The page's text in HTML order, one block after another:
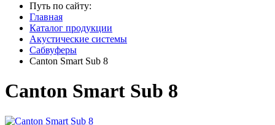
Путь по сайту:
Главная
Каталог продукции
Акустические системы
Сабвуферы
Canton Smart Sub 8
Canton Smart Sub 8